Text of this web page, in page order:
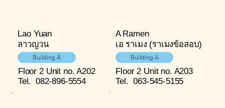
Lao Yuan
ลาวญวน
Building A
Floor 2 Unit no. A202
Tel. 082-896-5554
A Ramen
เอ ราเมง (ราเมงข้อสอบ)
Building A
Floor 2 Unit no. A203
Tel. 063-545-5155